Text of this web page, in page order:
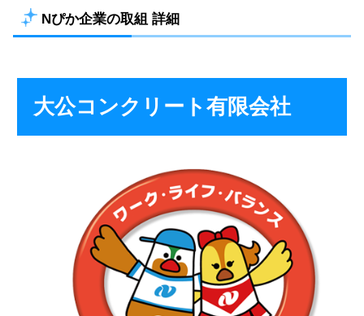
Nぴか企業の取組 詳細
大公コンクリート有限会社